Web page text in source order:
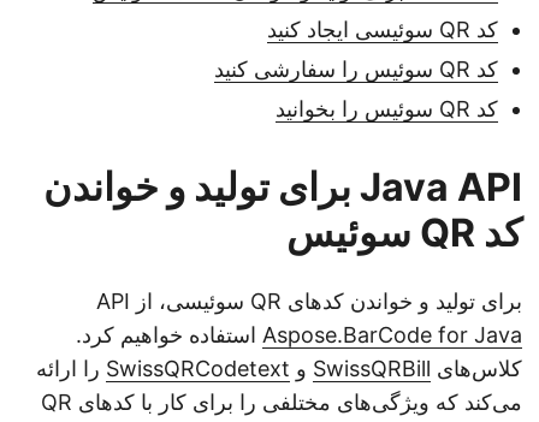
کد QR سوئیسی ایجاد کنید
کد QR سوئیس را سفارشی کنید
کد QR سوئیس را بخوانید
Java API برای تولید و خواندن
کد QR سوئیس
برای تولید و خواندن کدهای QR سوئیسی، از API
Aspose.BarCode for Javaاستفاده خواهیم کرد.
کلاس‌هایSwissQRBillوSwissQRCodetextرا ارائه
می‌کند که ویژگی‌های مختلفی را برای کار با کدهای QR